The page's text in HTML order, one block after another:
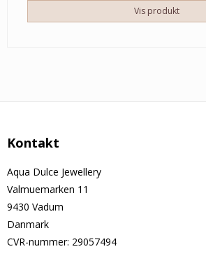
Vis produkt
Kontakt
Aqua Dulce Jewellery
Valmuemarken 11
9430 Vadum
Danmark
CVR-nummer: 29057494